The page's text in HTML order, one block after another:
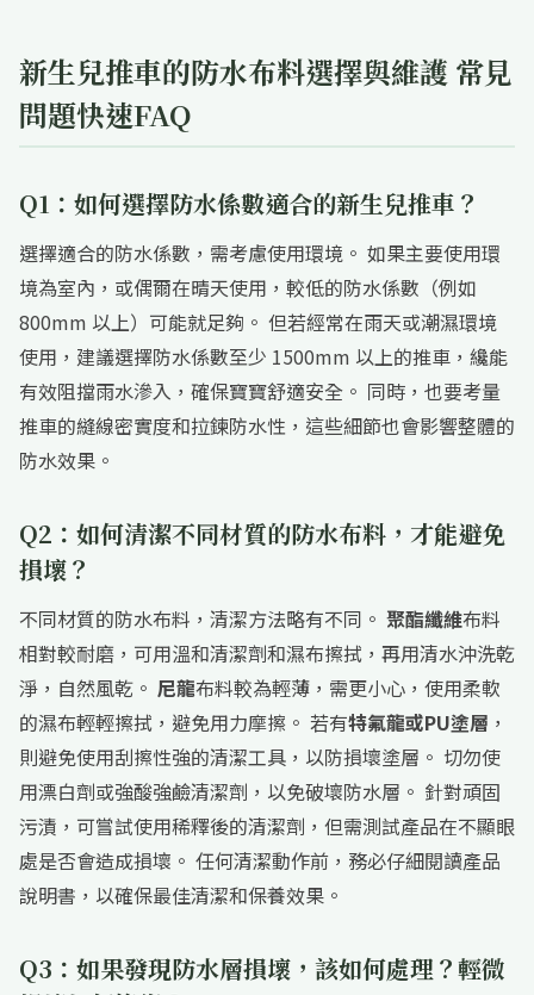
新生兒推車的防水布料選擇與維護 常見
問題快速FAQ
Q1：如何選擇防水係數適合的新生兒推車？
選擇適合的防水係數，需考慮使用環境。 如果主要使用環
境為室內，或偶爾在晴天使用，較低的防水係數（例如
800mm 以上）可能就足夠。 但若經常在雨天或潮濕環境
使用，建議選擇防水係數至少 1500mm 以上的推車，纔能
有效阻擋雨水滲入，確保寶寶舒適安全。 同時，也要考量
推車的縫線密實度和拉鍊防水性，這些細節也會影響整體的
防水效果。
Q2：如何清潔不同材質的防水布料，才能避免
損壞？
不同材質的防水布料，清潔方法略有不同。 聚酯纖維布料
相對較耐磨，可用溫和清潔劑和濕布擦拭，再用清水沖洗乾
淨，自然風乾。 尼龍布料較為輕薄，需更小心，使用柔軟
的濕布輕輕擦拭，避免用力摩擦。 若有特氟龍或PU塗層 ，
則避免使用刮擦性強的清潔工具，以防損壞塗層。 切勿使
用漂白劑或強酸強鹼清潔劑，以免破壞防水層。 針對頑固
污漬，可嘗試使用稀釋後的清潔劑，但需測試產品在不顯眼
處是否會造成損壞。 任何清潔動作前，務必仔細閱讀產品
說明書，以確保最佳清潔和保養效果。
Q3：如果發現防水層損壞，該如何處理？輕微